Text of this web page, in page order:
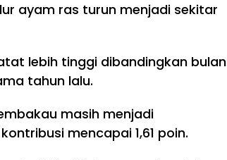
ayam ras turun menjadi sekitar
lebih tinggi dibandingkan bulan
tahun lalu.
masih menjadi
mencapai 1,61 poin.